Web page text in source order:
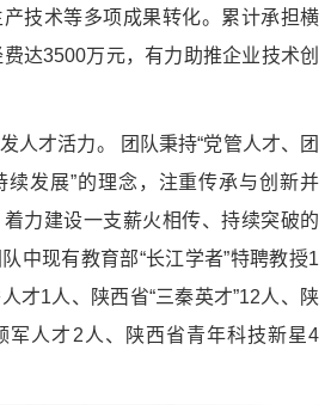
技术等多项成果转化。累计承担横
达3500万元，有力助推企业技术创
人才活力。 团队秉持“党管人才、团
发展”的理念，注重传承与创新并
力建设一支薪火相传、持续突破的
中现有教育部“长江学者”特聘教授1
才1人、陕西省“三秦英才”12人、陕
军人才2人、陕西省青年科技新星4